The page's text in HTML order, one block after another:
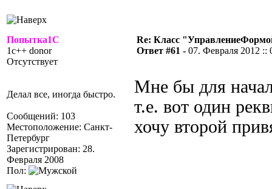
Попытка1С
1c++ donor
Отсутствует
Делал все, иногда быстро.
Сообщений: 103
Местоположение: Санкт-
Петербург
Зарегистрирован: 28.
Февраля 2008
Пол:
Re: Класс
Ответ #61 - 07. Февраля 2012 ::
Мне бы для
т.е. вот один
хочу второй